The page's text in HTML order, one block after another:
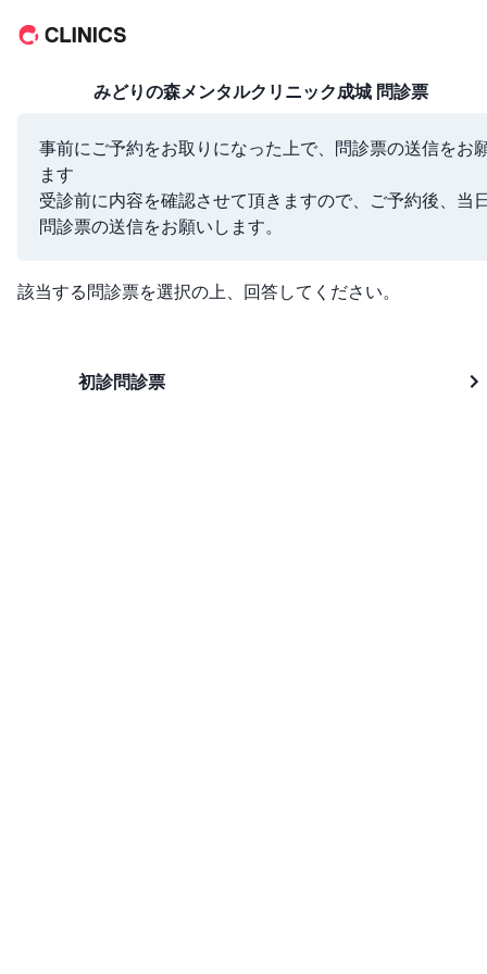
みどりの森メンタルクリニック成城 問診票
事前にご予約をお取りになった上で、問診票の送信をお
ます
受診前に内容を確認させて頂きますので、ご予約後、当
問診票の送信をお願いします。
該当する問診票を選択の上、回答してください。
初診問診票